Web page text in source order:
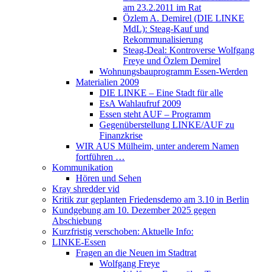
am 23.2.2011 im Rat
Özlem A. Demirel (DIE LINKE
MdL): Steag-Kauf und
Rekommunalisierung
Steag-Deal: Kontroverse Wolfgang
Freye und Özlem Demirel
Wohnungsbauprogramm Essen-Werden
Materialien 2009
DIE LINKE – Eine Stadt für alle
EsA Wahlaufruf 2009
Essen steht AUF – Programm
Gegenüberstellung LINKE/AUF zu
Finanzkrise
WIR AUS Mülheim, unter anderem Namen
fortführen …
Kommunikation
Hören und Sehen
Kray shredder vid
Kritik zur geplanten Friedensdemo am 3.10 in Berlin
Kundgebung am 10. Dezember 2025 gegen
Abschiebung
Kurzfristig verschoben: Aktuelle Info:
LINKE-Essen
Fragen an die Neuen im Stadtrat
Wolfgang Freye